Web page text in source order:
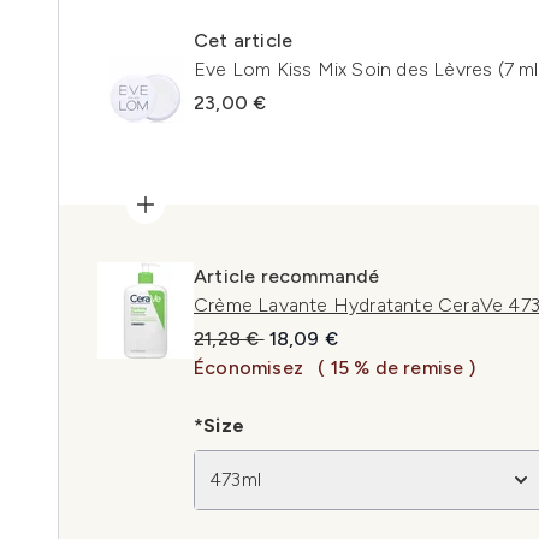
Cet article
Eve Lom Kiss Mix Soin des Lèvres (7
23,00 €
Article recommandé
Crème Lavante Hydratante CeraVe
Prix de vente :
21,28 € Prix ​​actuel :
18,09 €
Économisez
( 15 % de remise )
*Size
473ml